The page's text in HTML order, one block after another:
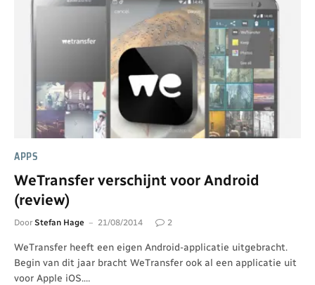
APPS
WeTransfer verschijnt voor Android
(review)
Door Stefan Hage 21/08/2014 2
WeTransfer heeft een eigen Android-applicatie uitgebracht.
Begin van dit jaar bracht WeTransfer ook al een applicatie uit
voor Apple iOS.…